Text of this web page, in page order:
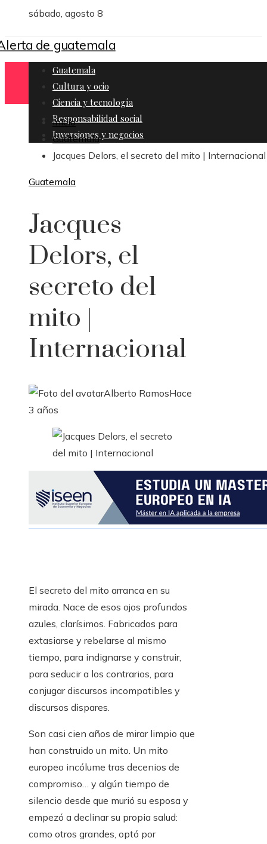
sábado, agosto 8
Guatemala
Cultura y ocio
Ciencia y tecnología
Responsabilidad social
Inversiones y negocios
Inicio
Guatemala
Jacques Delors, el secreto del mito | Internacional
Guatemala
Jacques
Delors, el
secreto del
mito |
Internacional
Alberto RamosHace
3 años
El secreto del mito arranca en su
mirada. Nace de esos ojos profundos
azules, clarísimos. Fabricados para
extasiarse y rebelarse al mismo
tiempo, para indignarse y construir,
para seducir a los contrarios, para
conjugar discursos incompatibles y
discursos dispares.
Son casi cien años de mirar limpio que
han construido un mito. Un mito
europeo incólume tras decenios de
compromiso… y algún tiempo de
silencio desde que murió su esposa y
empezó a declinar su propia salud:
como otros grandes, optó por